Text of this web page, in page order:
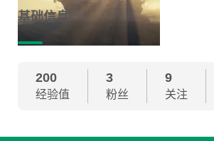
基础信息
200
经验值
3
粉丝
9
关注